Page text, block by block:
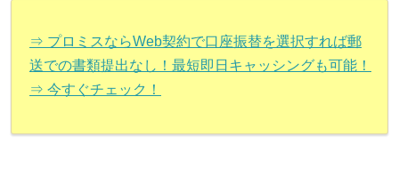
⇒ プロミスならWeb契約で口座振替を選択すれば郵
送での書類提出なし！最短即日キャッシングも可能！
⇒ 今すぐチェック！